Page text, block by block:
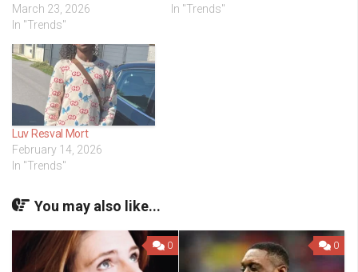
March 23, 2026
In "Trends"
In "Trends"
Luv Resval Mort
February 14, 2026
In "Trends"
You may also like...
0 0